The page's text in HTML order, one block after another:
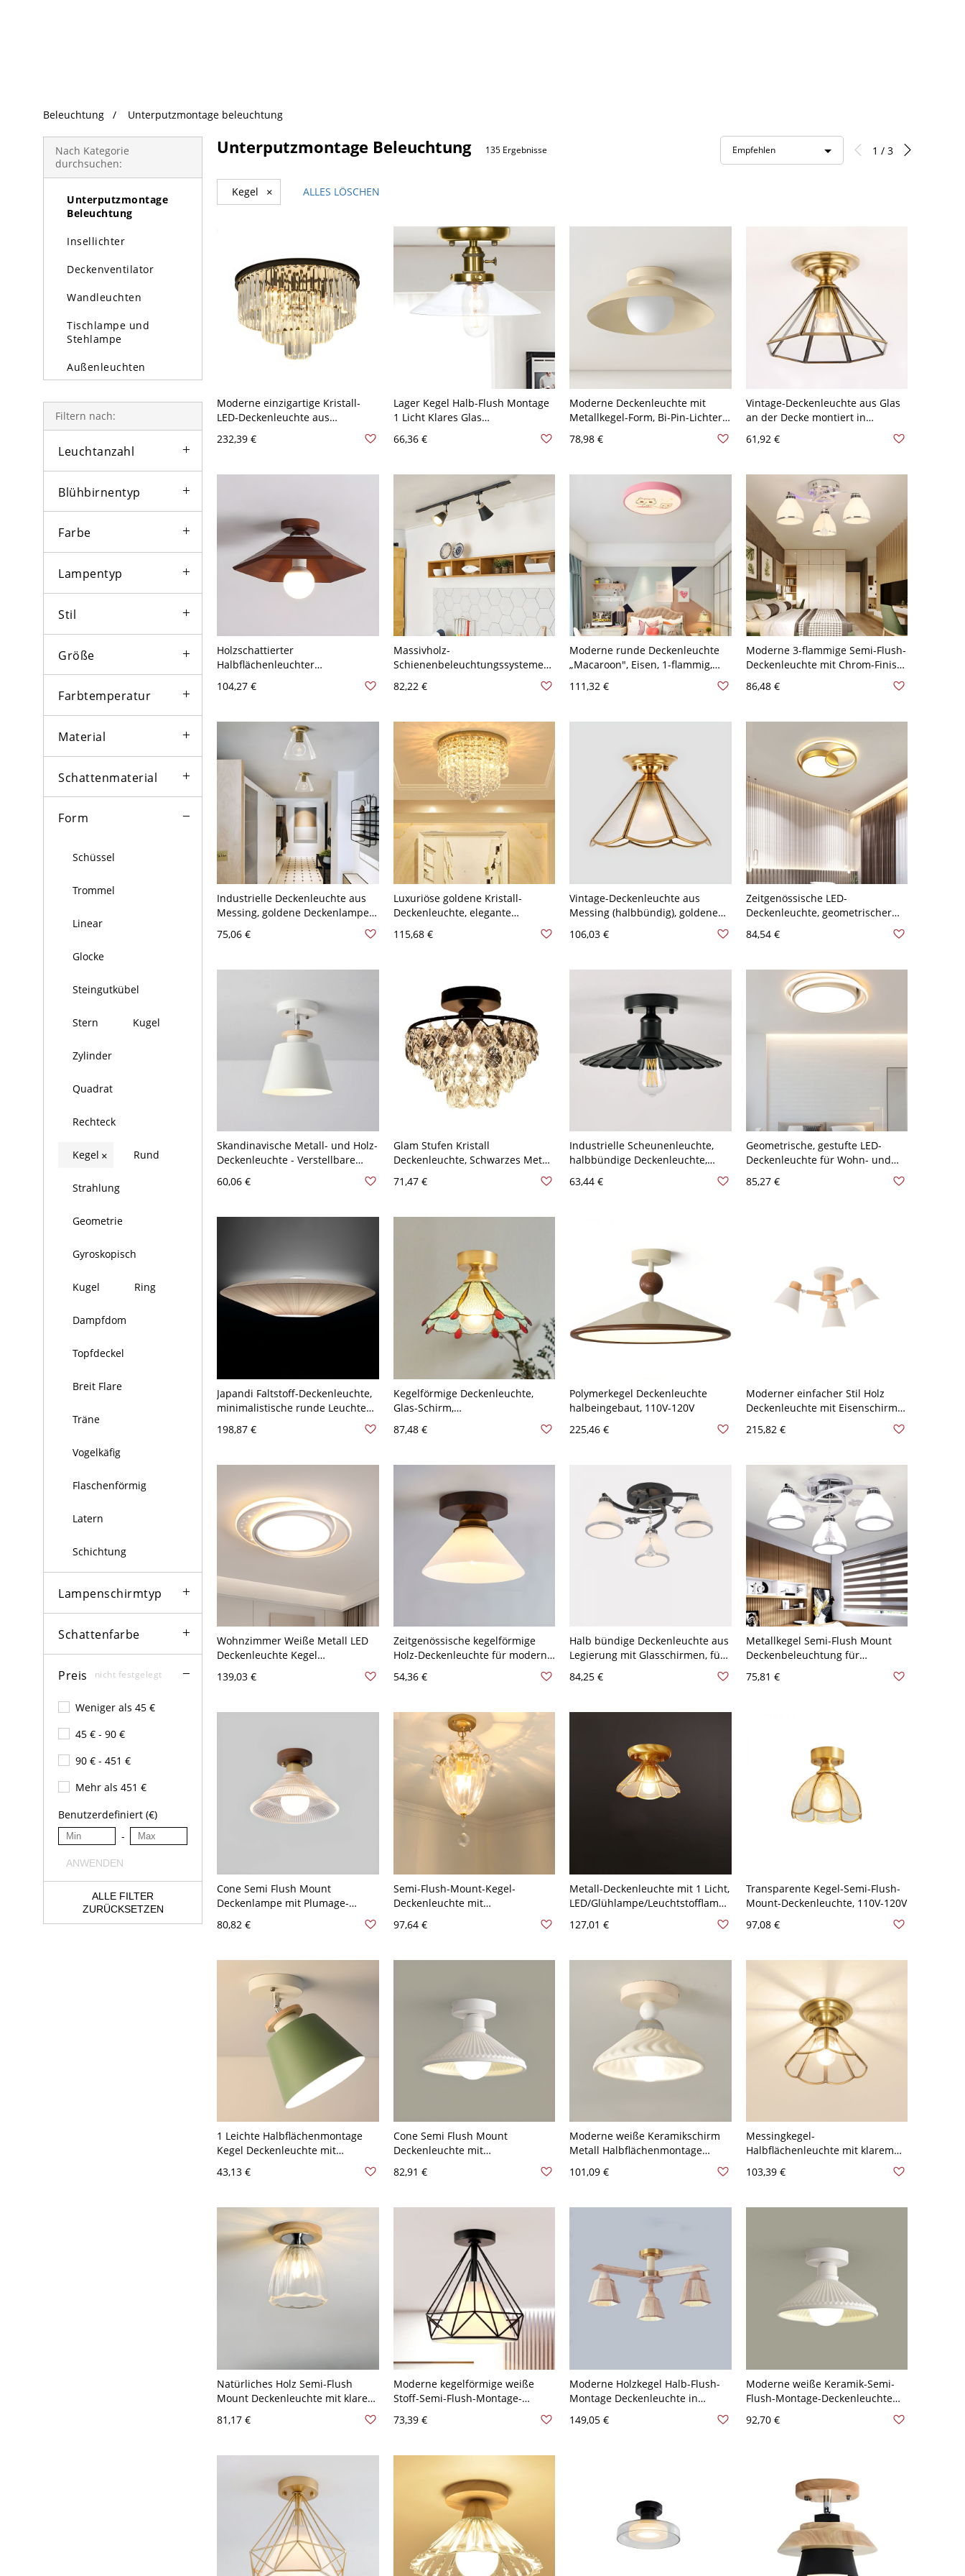
Beleuchtung Unterputzmontage beleuchtung
Nach Kategorie
durchsuchen:
Beleuchtung
Kronleuchter
Pendelleuchte
Unterputzmontage
Beleuchtung
Insellichter
Deckenventilator
Wandleuchten
Tischlampe und
Stehlampe
Außenleuchten
Filtern nach:
Leuchtanzahl
Blühbirnentyp
Farbe
Lampentyp
Stil
Größe
Farbtemperatur
Material
Schattenmaterial
Form
Schüssel
Trommel
Linear
Glocke
Steingutkübel
Stern Kugel
Zylinder
Quadrat
Rechteck
Kegel × Rund
Strahlung
Geometrie
Gyroskopisch
Kugel Ring
Dampfdom
Topfdeckel
Breit Flare
Träne
Vogelkäfig
Flaschenförmig
Latern
Schichtung
Lampenschirmtyp
Schattenfarbe
Preis nicht festgelegt
Weniger als 45 €
45 € - 90 €
90 € - 451 €
Mehr als 451 €
Benutzerdefiniert (€)
-
ANWENDEN
ALLE FILTER
ZURÜCKSETZEN
Unterputzmontage Beleuchtung 135 Ergebnisse Empfehlen 1 / 3
Kegel × ALLES LÖSCHEN
Moderne einzigartige Kristall-
LED-Deckenleuchte aus
Innenräume - Schwarz 110V-120V
232,39 €
Lager Kegel Halb-Flush Montage
1 Licht Klares Glas
Deckenleuchte in Bronze Finish
66,36 €
Moderne Deckenleuchte mit
Metallkegel-Form, Bi-Pin-Lichtern
und Eisen-Schirm - Beige 110V-
120V
78,98 €
Vintage-Deckenleuchte aus Glas
an der Decke montiert in
61,92 €
Holzschattierter
Halbflächenleuchter
Halbflächenleuchte - Braun 110V-
104,27 €
Massivholz-
Schienenbeleuchtungssysteme
im nordischen Stil aus Eisen für
Wohnzimmer-Hintergrundwände
Geschäftsleuchten - Schwarz
110V-120V 2
82,22 €
Moderne runde Deckenleuchte
„Macaroon", Eisen, 1-flammig,
Arbeitszimmer - Rosa 110V-120V
111,32 €
Moderne 3-flammige Semi-Flush-
Deckenleuchte mit Chrom-Finish
und satinierten Schirmen - Kegel
110V-120V Mit Eingebauter
86,48 €
Industrielle Deckenleuchte aus
Messing, goldene Deckenlampe
Eingangsbereich - Design 3 110V-
75,06 €
Luxuriöse goldene Kristall-
Deckenleuchte, elegante
Regentropfen-Deckenlampe für
Flur, Schlafzimmer,
115,68 €
Vintage-Deckenleuchte aus
Messing (halbbündig), goldene
Glasleuchte mit geätzten Details
für Flur und Eingangsbereich -
106,03 €
Zeitgenössische LED-
Deckenleuchte, geometrischer
cm Weißlicht
84,54 €
Skandinavische Metall- und Holz-
Deckenleuchte - Verstellbare
110V-120V
60,06 €
Glam Stufen Kristall
Deckenleuchte, Schwarzes Metall
Eingangsbereiche &
71,47 €
Industrielle Scheunenleuchte,
halbbündige Deckenleuchte,
wetterfeste schwarze Eisenlampe
für Veranden & Eingänge - Kegel
63,44 €
Geometrische, gestufte LED-
Deckenleuchte für Wohn- und
Schlafzimmer - Weißlicht 40,64
cm 110V-120V
85,27 €
Japandi Faltstoff-Deckenleuchte,
minimalistische runde Leuchte
110V-120V 59,69 cm
198,87 €
Kegelförmige Deckenleuchte,
Glas-Schirm,
LED/Glühlampe/Leuchtstofflampe,
Goldfarben, 1 Licht im modernen
87,48 €
Polymerkegel Deckenleuchte
halbeingebaut, 110V-120V
225,46 €
Moderner einfacher Stil Holz
Deckenleuchte mit Eisenschirm -
215,82 €
Wohnzimmer Weiße Metall LED
Deckenleuchte Kegel
Wandleuchte mit Fernbedienung
Stufenloses Dimmen, 110V-120V,
139,03 €
Zeitgenössische kegel­förmige
Holz-Decken­leuchte für moderne
54,36 €
Halb bündige Deckenleuchte aus
Legierung mit Glasschirmen, für
den Wohnbereich - 3 110V-120V
Kegel
84,25 €
Metallkegel Semi-Flush Mount
Deckenbeleuchtung für
75,81 €
Cone Semi Flush Mount
Deckenlampe mit Plumage-
Fixierung und Glasschirm, 110V-
120V
80,82 €
Semi-Flush-Mount-Kegel-
Deckenleuchte mit
Goldarmatur, 110V-120V
97,64 €
Metall-Deckenleuchte mit 1 Licht,
LED/Glühlampe/Leuchtstofflampe,
Halbflächenmontage, Glasschirm,
regulär/himmlischer
Wohnbereich - 110V-120V 15,24
127,01 €
Transparente Kegel-Semi-Flush-
Mount-Deckenleuchte, 110V-120V
97,08 €
1 Leichte Halbflächenmontage
Kegel Deckenleuchte mit
weißem Metallgehäuse für
110V-120V, Grün
43,13 €
Cone Semi Flush Mount
Deckenleuchte mit
Keramikschirm, 110-120V, Weiß
82,91 €
Moderne weiße Keramikschirm
Metall Halbflächenmontage
Abwärtsrichtung - Weiß 110V-
101,09 €
Messingkegel-
Halbflächenleuchte mit klarem
Glasschirm für den traditionellen
Einsatz zu Hause - 110V-120V
103,39 €
Natürliches Holz Semi-Flush
Mount Deckenleuchte mit klarem
für Ihr Zuhause - 110V-120V
81,17 €
Moderne kegelförmige weiße
Stoff-Semi-Flush-Montage-
Deckenleuchte - Schwarz 110V-
120V
73,39 €
Moderne Holzkegel Halb-Flush-
Montage Deckenleuchte in
Schirm - 110V-120V 3
149,05 €
Moderne weiße Keramik-Semi-
Flush-Montage-Deckenleuchte
Kegel
92,70 €